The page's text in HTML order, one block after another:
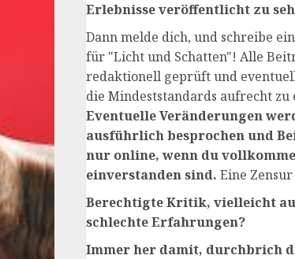
Erlebnisse veröffentlicht zu
Dann melde dich, und schreibe
für "Licht und Schatten"! Alle
redaktionell geprüft und
die Mindeststandards aufrecht zu
Eventuelle Veränderungen
ausführlich besprochen und
nur online, wenn du
einverstanden sind. Eine
Berechtigte Kritik, vielleicht
schlechte Erfahrungen?
Immer her damit, durchbrich